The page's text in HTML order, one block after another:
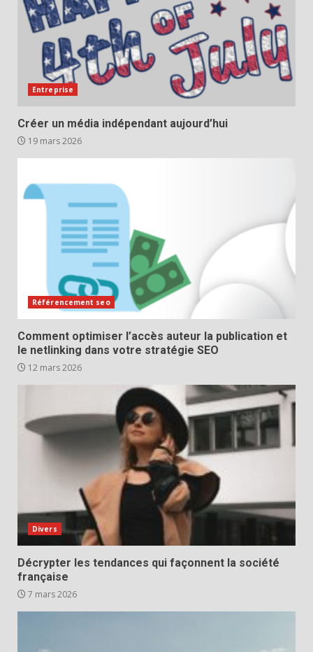
Entreprise
Créer un média indépendant aujourd’hui
19 mars 2026
Référencement seo
Comment optimiser l’accès auteur la publication et
le netlinking dans votre stratégie SEO
12 mars 2026
Divers
Décrypter les tendances qui façonnent la société
française
7 mars 2026